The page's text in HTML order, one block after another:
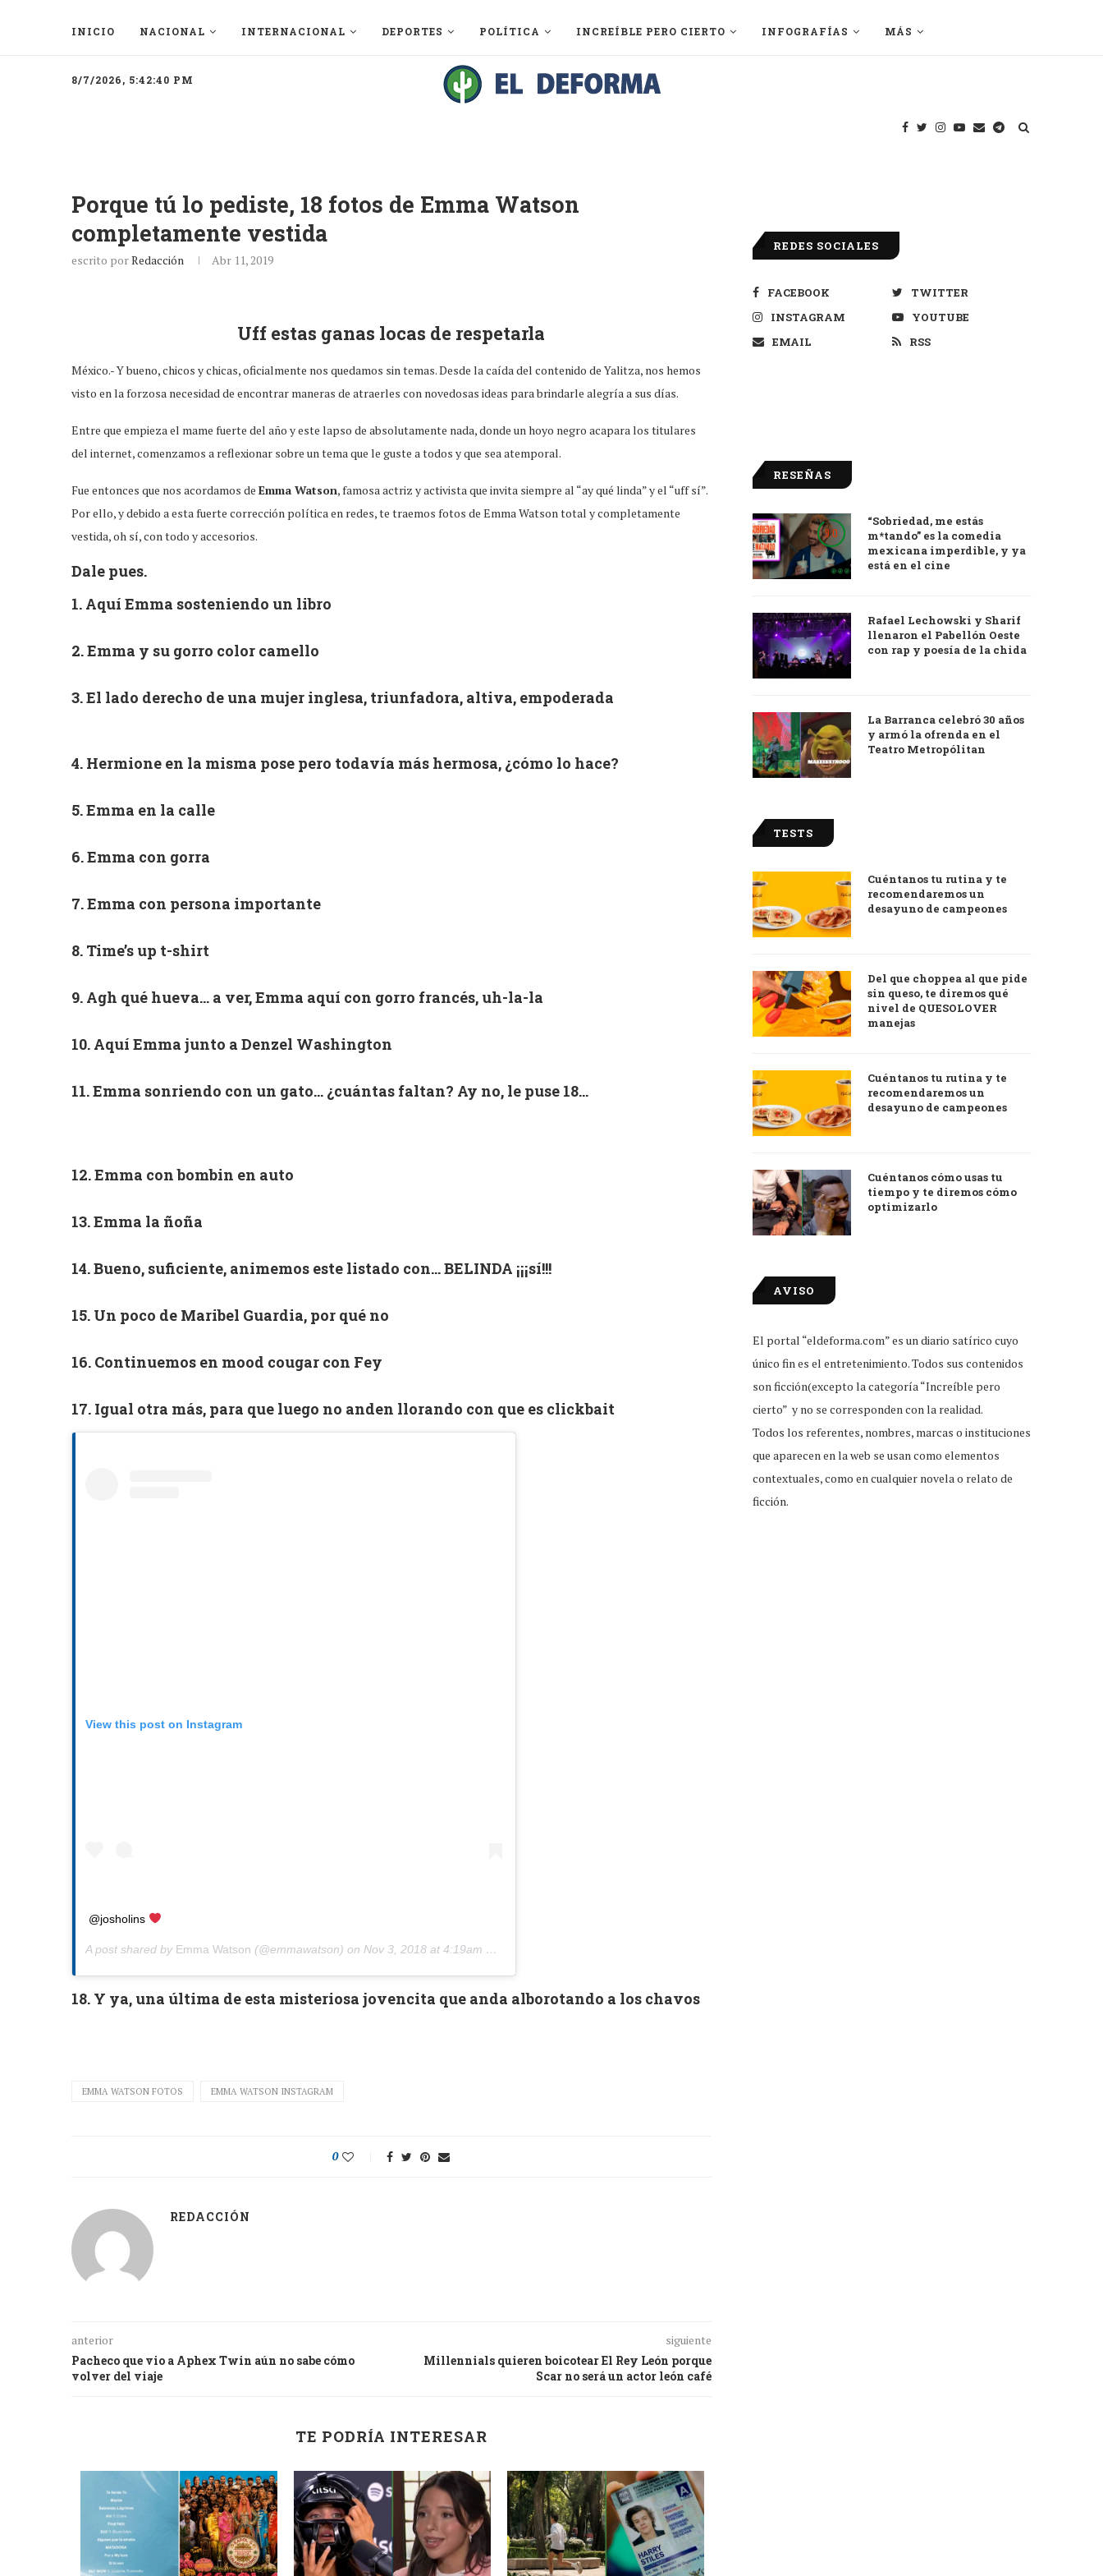
INICIO NACIONAL INTERNACIONAL DEPORTES POLÍTICA INCREÍBLE PERO CIERTO INFOGRAFÍAS MÁS
8/7/2026, 5:42:40 PM
Porque tú lo pediste, 18 fotos de Emma Watson
completamente vestida
escrito porRedacción Abr 11, 2019
Uff estas ganas locas de respetarla
México.- Y bueno, chicos y chicas, oficialmente nos quedamos sin temas. Desde la caída del contenido de Yalitza, nos hemos
visto en la forzosa necesidad de encontrar maneras de atraerles con novedosas ideas para brindarle alegría a sus días.
Entre que empieza el mame fuerte del año y este lapso de absolutamente nada, donde un hoyo negro acapara los titulares
del internet, comenzamos a reflexionar sobre un tema que le guste a todos y que sea atemporal.
Fue entonces que nos acordamos de Emma Watson, famosa actriz y activista que invita siempre al “ay qué linda” y el “uff sí”.
Por ello, y debido a esta fuerte corrección política en redes, te traemos fotos de Emma Watson total y completamente
vestida, oh sí, con todo y accesorios.
Dale pues.
1. Aquí Emma sosteniendo un libro
2. Emma y su gorro color camello
3. El lado derecho de una mujer inglesa, triunfadora, altiva, empoderada
4. Hermione en la misma pose pero todavía más hermosa, ¿cómo lo hace?
5. Emma en la calle
6. Emma con gorra
7. Emma con persona importante
8. Time’s up t-shirt
9. Agh qué hueva… a ver, Emma aquí con gorro francés, uh-la-la
10. Aquí Emma junto a Denzel Washington
11. Emma sonriendo con un gato… ¿cuántas faltan? Ay no, le puse 18…
12. Emma con bombin en auto
13. Emma la ñoña
14. Bueno, suficiente, animemos este listado con… BELINDA ¡¡¡sí!!!
15. Un poco de Maribel Guardia, por qué no
16. Continuemos en mood cougar con Fey
17. Igual otra más, para que luego no anden llorando con que es clickbait
View this post on Instagram
@josholins
A post shared by Emma Watson (@emmawatson) on Nov 3, 2018 at 4:19am PDT
18. Y ya, una última de esta misteriosa jovencita que anda alborotando a los chavos
EMMA WATSON FOTOS EMMA WATSON INSTAGRAM
0
REDACCIÓN
anterior
Pacheco que vio a Aphex Twin aún no sabe cómo
volver del viaje
siguiente
Millennials quieren boicotear El Rey León porque
Scar no será un actor león café
TE PODRÍA INTERESAR
REDES SOCIALES
FACEBOOK
TWITTER
INSTAGRAM
YOUTUBE
EMAIL
RSS
RESEÑAS
9.0
“Sobriedad, me estás
m*tando” es la comedia
mexicana imperdible, y ya
está en el cine
Rafael Lechowski y Sharif
llenaron el Pabellón Oeste
con rap y poesía de la chida
La Barranca celebró 30 años
y armó la ofrenda en el
Teatro Metropólitan
TESTS
Cuéntanos tu rutina y te
recomendaremos un
desayuno de campeones
Del que choppea al que pide
sin queso, te diremos qué
nivel de QUESOLOVER
manejas
Cuéntanos tu rutina y te
recomendaremos un
desayuno de campeones
Cuéntanos cómo usas tu
tiempo y te diremos cómo
optimizarlo
AVISO
El portal “eldeforma.com” es un diario satírico cuyo
único fin es el entretenimiento. Todos sus contenidos
son ficción(excepto la categoría “Increíble pero
cierto” y no se corresponden con la realidad.
Todos los referentes, nombres, marcas o instituciones
que aparecen en la web se usan como elementos
contextuales, como en cualquier novela o relato de
ficción.